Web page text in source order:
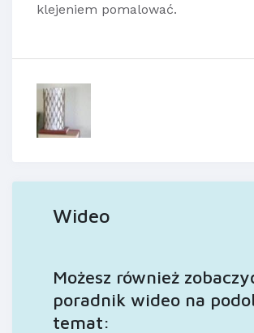
klejeniem pomalować.
Wideo
Możesz również
poradnik wideo na
temat: